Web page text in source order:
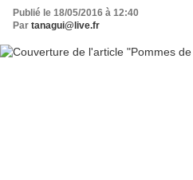
Publié le 18/05/2016 à 12:40
Par tanagui@live.fr